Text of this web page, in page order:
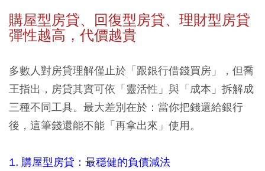
購屋型房貸、回復型房貸、理財型房貸
彈性越高，代價越貴
多數人對房貸理解僅止於「跟銀行借錢買房」，但喬
王指出，房貸其實可依「靈活性」與「成本」拆解成
三種不同工具。最大差別在於：當你把錢還給銀行
後，這筆錢還能不能「再拿出來」使用。
1. 購屋型房貸：最穩健的負債減法